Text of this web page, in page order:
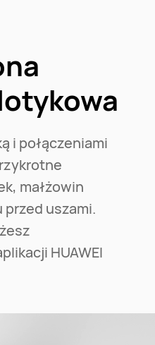
i połączeniami
małżowin
uszami.
HUAWEI